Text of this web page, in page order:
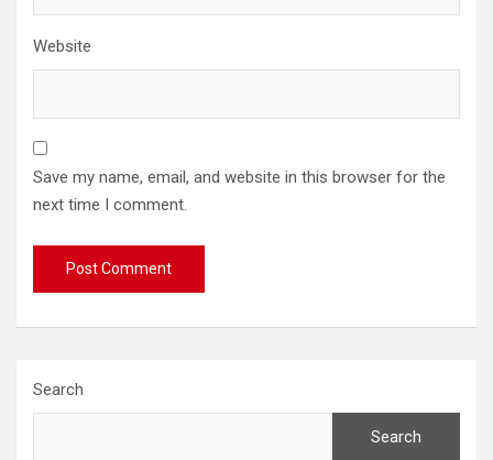
Website
Save my name, email, and website in this browser for the
next time I comment.
Search
Search